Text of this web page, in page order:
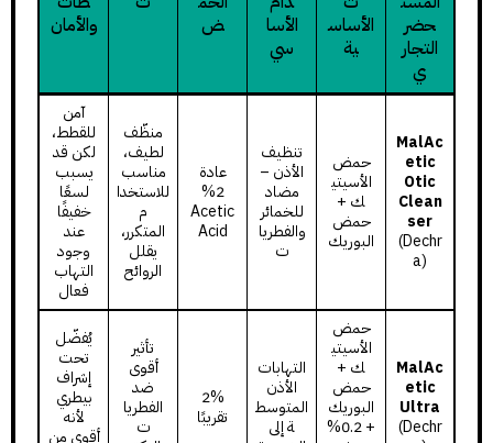
حضر
التجار
ي
الأساس
ية
الأسا
سي
ض
والأمان
MalAc
etic
Otic
Clean
ser
(Dechr
a)
حمض
الأسيتي
ك +
حمض
البوريك
تنظيف
الأذن –
مضاد
للخمائر
والفطريا
ت
عادة
2%
Acetic
Acid
منظّف
لطيف،
مناسب
للاستخدا
م
المتكرر،
يقلل
الروائح
آمن
للقطط،
لكن قد
يسبب
لسعًا
خفيفًا
عند
وجود
التهاب
فعال
MalAc
etic
Ultra
(Dechr
حمض
الأسيتي
ك +
حمض
البوريك
+ 0.2%
التهابات
الأذن
المتوسط
ة إلى
2%
تقريبًا
تأثير
أقوى
ضد
الفطريا
ت
يُفضّل
تحت
إشراف
بيطري
لأنه
أقوى من